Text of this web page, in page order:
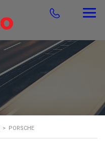
> PORSCHE